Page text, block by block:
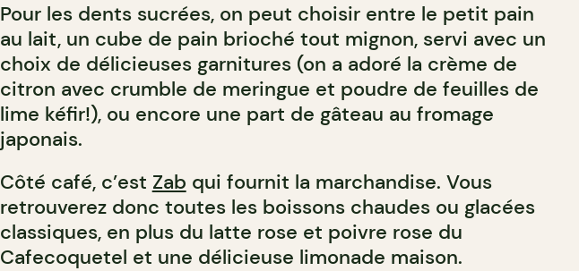
Pour les dents sucrées, on peut choisir entre le petit pain
au lait, un cube de pain brioché tout mignon, servi avec un
choix de délicieuses garnitures (on a adoré la crème de
citron avec crumble de meringue et poudre de feuilles de
lime kéfir!), ou encore une part de gâteau au fromage
japonais.
Côté café, c’est Zab qui fournit la marchandise. Vous
retrouverez donc toutes les boissons chaudes ou glacées
classiques, en plus du latte rose et poivre rose du
Cafecoquetel et une délicieuse limonade maison.